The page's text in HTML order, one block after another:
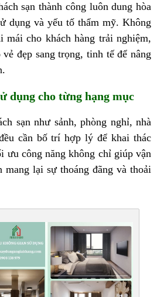
sạn thành công luôn dung hòa
dụng và yếu tố thẩm mỹ. Không
mái cho khách hàng trải nghiệm,
đẹp sang trọng, tinh tế để nâng
dụng cho từng hạng mục
sạn như sảnh, phòng nghỉ, nhà
cần bố trí hợp lý để khai thác
ưu công năng không chỉ giúp vận
mang lại sự thoáng đãng và thoải